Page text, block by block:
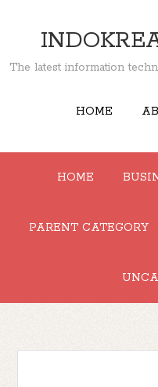
The latest information
HOME
HOME
PARENT CATEGORY